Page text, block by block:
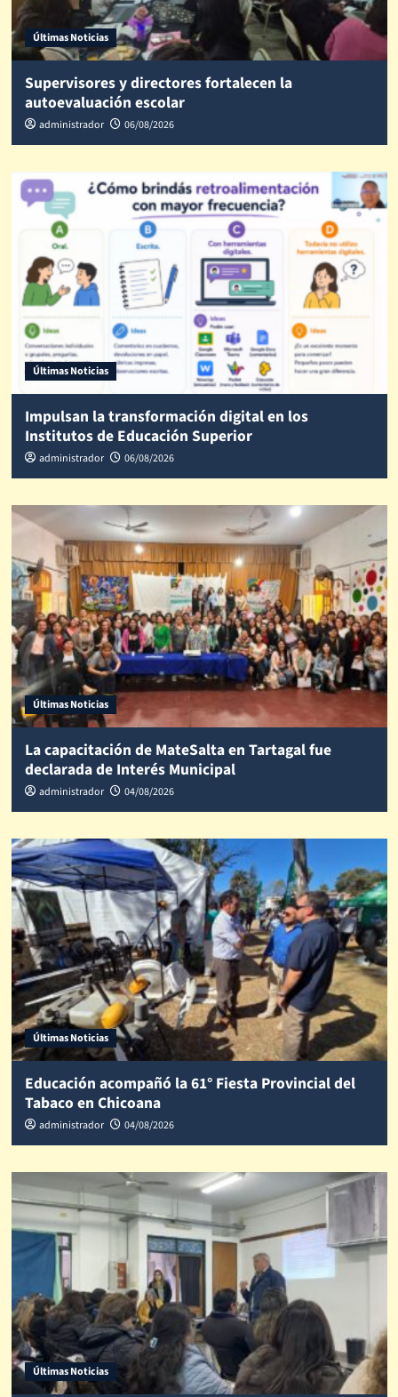
Últimas Noticias
Supervisores y directores fortalecen la
autoevaluación escolar
administrador 06/08/2026
Últimas Noticias
Impulsan la transformación digital en los
Institutos de Educación Superior
administrador 06/08/2026
Últimas Noticias
La capacitación de MateSalta en Tartagal fue
declarada de Interés Municipal
administrador 04/08/2026
Últimas Noticias
Educación acompañó la 61° Fiesta Provincial del
Tabaco en Chicoana
administrador 04/08/2026
Últimas Noticias